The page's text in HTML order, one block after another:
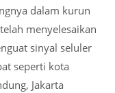
dalam kurun
menyelesaikan
sinyal seluler
seperti kota
Jakarta